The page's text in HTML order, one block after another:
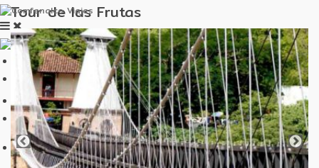
Inicio
Hoteles comfenalco
Whatsapp
OCELOTE
Mi cuenta
Tour de las Frutas